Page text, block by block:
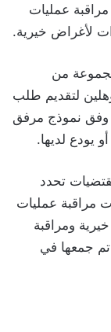
عمليات
لأغراض خيرية.
من
لتقديم طلب
وفق نموذج مرفق
يودع لديها.
تحدد
مراقبة عمليات
ومراقبة
تم جمعها في